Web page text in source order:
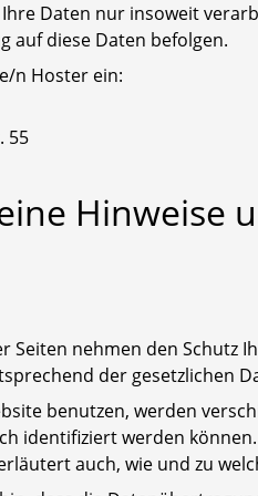
Daten nur insoweit
auf diese Daten befolgen.
n Hoster ein:
55
Hinweise
Seiten nehmen den Schutz
der gesetzlichen
benutzen, werden
identifiziert werden
auch, wie und zu